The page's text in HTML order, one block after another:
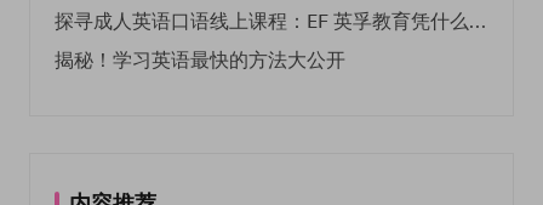
探寻成人英语口语线上课程：EF 英孚教育凭什么领航
揭秘！学习英语最快的方法大公开